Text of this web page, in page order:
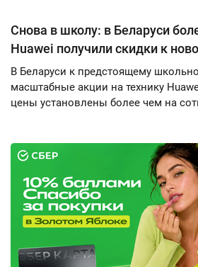
Снова в школу: в Беларуси
Huawei получили скидки к
В Беларуси к предстоящему
масштабные акции на технику
цены установлены более чем на